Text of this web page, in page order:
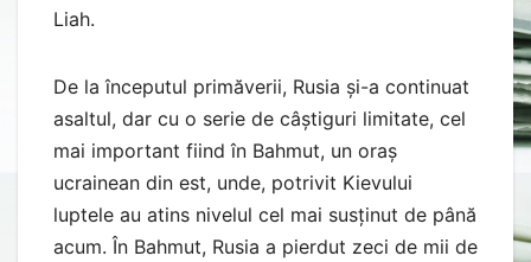
Liah.
De la începutul primăverii, Rusia și-a continuat
asaltul, dar cu o serie de câștiguri limitate, cel
mai important fiind în Bahmut, un oraș
ucrainean din est, unde, potrivit Kievului
luptele au atins nivelul cel mai susținut de până
acum. În Bahmut, Rusia a pierdut zeci de mii de